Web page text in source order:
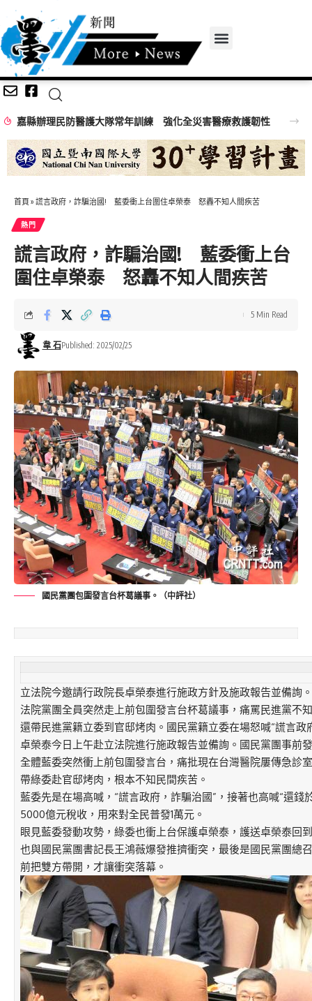
嘉縣辦理民防醫護大隊常年訓練 強化全災害醫療救護韌性
首頁 » 謊言政府，詐騙治國! 藍委衝上台圍住卓榮泰 怒轟不知人間疾苦
熱門
謊言政府，詐騙治國! 藍委衝上台
圍住卓榮泰 怒轟不知人間疾苦
韋 石Published: 2025/02/25
5 Min Read
國民黨團包圍發言台杯葛議事。（中評社）
立法院今邀請行政院長卓榮泰進行施政方針及施政報告並備詢
法院黨團全員突然走上前包圍發言台杯葛議事，痛罵民進黨不
還帶民進黨籍立委到官邸烤肉。國民黨籍立委在場怒喊“謊言政
卓榮泰今日上午赴立法院進行施政報告並備詢。國民黨團事前
全體藍委突然衝上前包圍發言台，痛批現在台灣醫院屢傳急診
帶綠委赴官邸烤肉，根本不知民間疾苦。
藍委先是在場高喊，“謊言政府，詐騙治國”，接著也高喊“還錢
5000億元稅收，用來對全民普發1萬元。
眼見藍委發動攻勢，綠委也衝上台保護卓榮泰，護送卓榮泰回
也與國民黨團書記長王鴻薇爆發推擠衝突，最後是國民黨團總
前把雙方帶開，才讓衝突落幕。